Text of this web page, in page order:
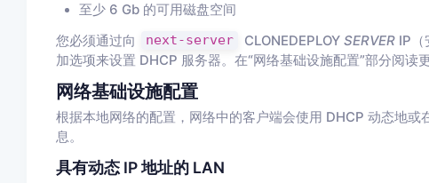
至少 6 Gb 的可用磁盘空间
您必须通过向
next-server CLONEDEPLOY SERVERIP（
加选项来设置 DHCP 服务器。在“网络基础设施配置”部分阅读更
网络基础设施配置
根据本地网络的配置，网络中的客户端会使用 DHCP 动态地
息。
具有动态 IP 地址的 LAN